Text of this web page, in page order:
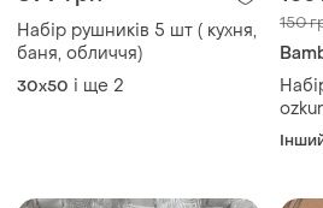
Набір рушників 5 шт ( кухня,
баня, обличчя)
30x50 і ще 2
150